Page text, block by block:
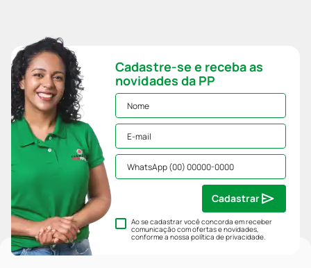
Cadastre-se e receba as
novidades da PP
Ao se cadastrar você concorda em receber
comunicação com ofertas e novidades,
conforme a nossapolítica de privacidade.
Cadastrar